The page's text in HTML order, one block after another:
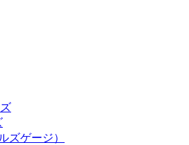
ズゲージ）